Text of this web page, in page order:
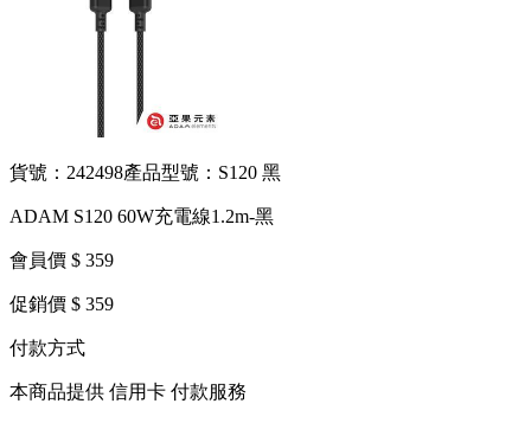
貨號：242498產品型號：S120 黑
ADAM S120 60W充電線1.2m-黑
會員價 $ 359
促銷價 $ 359
付款方式
本商品提供 信用卡 付款服務